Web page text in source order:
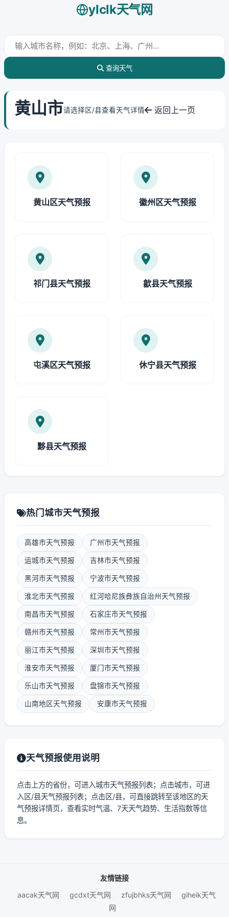
ylclk天气网
查询天气
黄山市请选择区/县查看天气详情 返回上一页
黄山区天气预报 徽州区天气预报
祁门县天气预报 歙县天气预报
屯溪区天气预报 休宁县天气预报
黟县天气预报
热门城市天气预报
高雄市天气预报 广州市天气预报
运城市天气预报 吉林市天气预报
黑河市天气预报 宁波市天气预报
淮北市天气预报 红河哈尼族彝族自治州天气预报
南昌市天气预报 石家庄市天气预报
赣州市天气预报 常州市天气预报
丽江市天气预报 深圳市天气预报
淮安市天气预报 厦门市天气预报
乐山市天气预报 盘锦市天气预报
山南地区天气预报 安康市天气预报
天气预报使用说明
点击上方的省份，可进入城市天气预报列表；点击城市，可进
入区/县天气预报列表；点击区/县，可直接跳转至该地区的天
气预报详情页，查看实时气温、7天天气趋势、生活指数等信
息。
友情链接
aacak天气网
gcdxt天气网 zfujbhks天气网
giheik天气
网